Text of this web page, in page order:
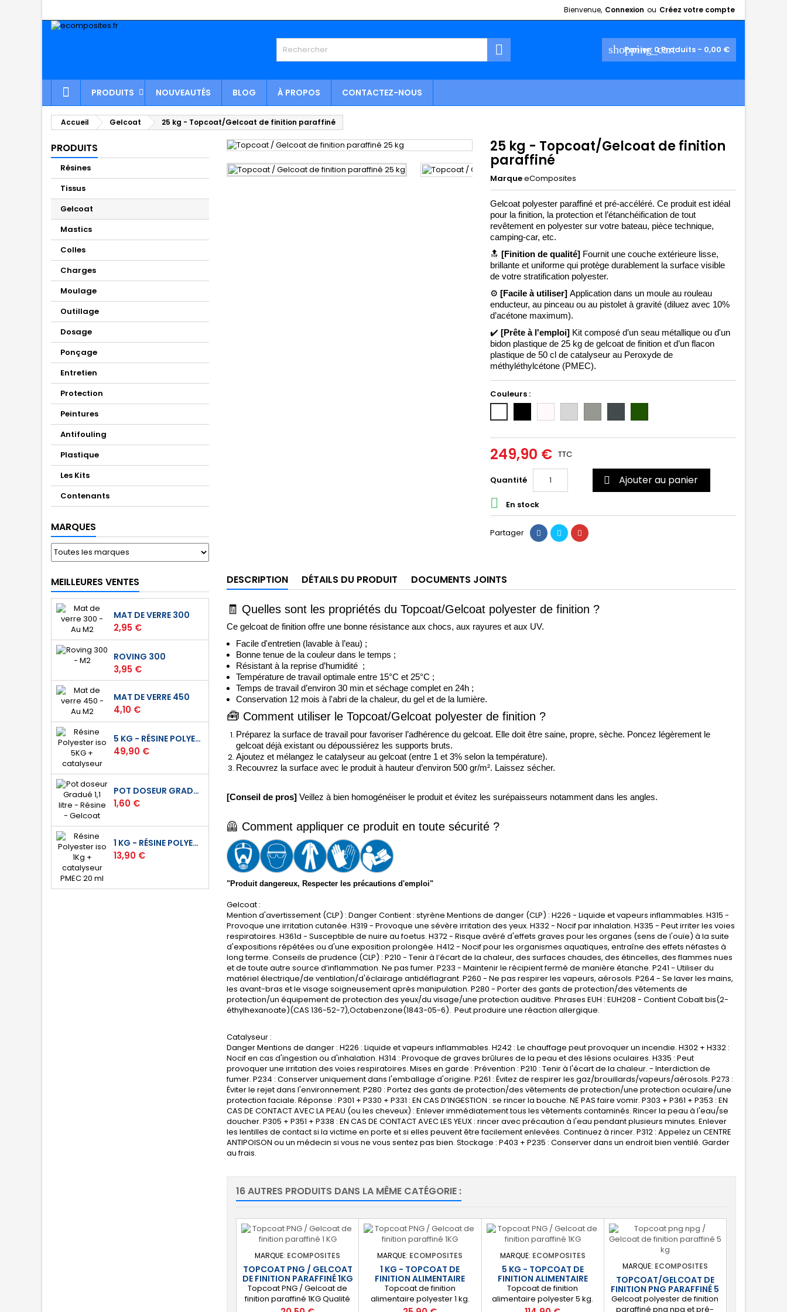
Bienvenue, Connexion ou Créez votre compte
shopping_cart
Panier: 0Produits - 0,00 €

PRODUITS NOUVEAUTÉS BLOG À PROPOS CONTACTEZ-NOUS
Accueil Gelcoat 25 kg - Topcoat/Gelcoat de finition paraffiné
PRODUITS
Résines
Tissus
Gelcoat
Mastics
Colles
Charges
Moulage
Outillage
Dosage
Ponçage
Entretien
Protection
Peintures
Antifouling
Plastique
Les Kits
Contenants
MARQUES
MEILLEURES VENTES
MAT DE VERRE 300
Prix
2,95 €
ROVING 300
Prix
3,95 €
MAT DE VERRE 450
Prix
4,10 €
5 KG - RÉSINE POLYESTER ISO DE STRATIFICATION
Prix
49,90 €
POT DOSEUR GRADUÉ 1,1 LITRE - RÉSINE - GELCOAT
Prix
1,60 €
1 KG - RÉSINE POLYESTER ISO DE STRATIFICATION
Prix
13,90 €
25 kg - Topcoat/Gelcoat de finition
paraffiné
MarqueeComposites
Gelcoat polyester paraffiné et pré-accéléré. Ce produit est idéal
pour la finition, la protection et l’étanchéification de tout
revêtement en polyester sur votre bateau, pièce technique,
camping-car, etc.
🔝 [Finition de qualité] Fournit une couche extérieure lisse,
brillante et uniforme qui protège durablement la surface visible
de votre stratification polyester.
⚙️ [Facile à utiliser] Application dans un moule au rouleau
enducteur, au pinceau ou au pistolet à gravité (diluez avec 10%
d’acétone maximum).
✔️ [Prête à l'emploi] Kit composé d’un seau métallique ou d'un
bidon plastique de 25 kg de gelcoat de finition et d’un flacon
méthyléthylcétone (PMEC).
Couleurs :
clair
7035)
moyen
7004)
foncé
7011)
6020
249,90 € TTC
Quantité  Ajouter au panier
 En stock
Partager
DESCRIPTION DÉTAILS DU PRODUIT DOCUMENTS JOINTS
🧾 Quelles sont les propriétés du Topcoat/Gelcoat polyester de finition ?
Ce gelcoat de finition offre une bonne résistance aux chocs, aux rayures et aux UV.
Facile d'entretien (lavable à l’eau) ;
Bonne tenue de la couleur dans le temps ;
Résistant à la reprise d’humidité  ;
Température de travail optimale entre 15°C et 25°C ;
Temps de travail d’environ 30 min et séchage complet en 24h ;
Conservation 12 mois à l'abri de la chaleur, du gel et de la lumière.
🧰 Comment utiliser le Topcoat/Gelcoat polyester de finition ?
Préparez la surface de travail pour favoriser l’adhérence du gelcoat. Elle doit être saine, propre, sèche. Poncez légèrement le
gelcoat déjà existant ou dépoussiérez les supports bruts.
Ajoutez et mélangez le catalyseur au gelcoat (entre 1 et 3% selon la température).
Recouvrez la surface avec le produit à hauteur d’environ 500 gr/m². Laissez sécher.
[Conseil de pros] Veillez à bien homogénéiser le produit et évitez les surépaisseurs notamment dans les angles.
🦺 Comment appliquer ce produit en toute sécurité ?
"Produit dangereux, Respecter les précautions d'emploi"
Gelcoat :
Mention d'avertissement (CLP) : Danger Contient : styrène Mentions de danger (CLP) : H226 - Liquide et vapeurs inflammables. H315 -
Provoque une irritation cutanée. H319 - Provoque une sévère irritation des yeux. H332 - Nocif par inhalation. H335 - Peut irriter les voies
respiratoires. H361d - Susceptible de nuire au foetus. H372 - Risque avéré d'effets graves pour les organes (sens de l'ouïe) à la suite
d'expositions répétées ou d'une exposition prolongée. H412 - Nocif pour les organismes aquatiques, entraîne des effets néfastes à
long terme. Conseils de prudence (CLP) : P210 - Tenir à l’écart de la chaleur, des surfaces chaudes, des étincelles, des flammes nues
et de toute autre source d’inflammation. Ne pas fumer. P233 - Maintenir le récipient fermé de manière étanche. P241 - Utiliser du
matériel électrique/de ventilation/d'éclairage antidéflagrant. P260 - Ne pas respirer les vapeurs, aérosols. P264 - Se laver les mains,
les avant-bras et le visage soigneusement après manipulation. P280 - Porter des gants de protection/des vêtements de
protection/un équipement de protection des yeux/du visage/une protection auditive. Phrases EUH : EUH208 - Contient Cobalt bis(2-
éthylhexanoate)(CAS 136-52-7),Octabenzone(1843-05-6). Peut produire une réaction allergique.
Catalyseur :
Danger Mentions de danger : H226 : Liquide et vapeurs inflammables. H242 : Le chauffage peut provoquer un incendie. H302 + H332 :
Nocif en cas d'ingestion ou d'inhalation. H314 : Provoque de graves brûlures de la peau et des lésions oculaires. H335 : Peut
provoquer une irritation des voies respiratoires. Mises en garde : Prévention : P210 : Tenir à l'écart de la chaleur. - Interdiction de
fumer. P234 : Conserver uniquement dans l'emballage d'origine. P261 : Évitez de respirer les gaz/brouillards/vapeurs/aérosols. P273 :
Éviter le rejet dans l'environnement. P280 : Portez des gants de protection/des vêtements de protection/une protection oculaire/une
protection faciale. Réponse : P301 + P330 + P331 : EN CAS D’INGESTION : se rincer la bouche. NE PAS faire vomir. P303 + P361 + P353 : EN
CAS DE CONTACT AVEC LA PEAU (ou les cheveux) : Enlever immédiatement tous les vêtements contaminés. Rincer la peau à l'eau/se
doucher. P305 + P351 + P338 : EN CAS DE CONTACT AVEC LES YEUX : rincer avec précaution à l'eau pendant plusieurs minutes. Enlever
les lentilles de contact si la victime en porte et si elles peuvent être facilement enlevées. Continuez à rincer. P312 : Appelez un CENTRE
ANTIPOISON ou un médecin si vous ne vous sentez pas bien. Stockage : P403 + P235 : Conserver dans un endroit bien ventilé. Garder
au frais.
16 AUTRES PRODUITS DANS LA MÊME CATÉGORIE :
MARQUE: ECOMPOSITES
TOPCOAT PNG / GELCOAT
DE FINITION PARAFFINÉ 1KG
Topcoat PNG / Gelcoat de
finition paraffiné 1KG Qualité
immersion Blanc / Noir /
MARQUE: ECOMPOSITES
1 KG - TOPCOAT DE
FINITION ALIMENTAIRE
Topcoat de finition
alimentaire polyester 1 kg.
Produit est idéal pour la
MARQUE: ECOMPOSITES
5 KG - TOPCOAT DE
FINITION ALIMENTAIRE
Topcoat de finition
alimentaire polyester 5 kg.
Produit est idéal pour la
MARQUE: ECOMPOSITES
TOPCOAT/GELCOAT DE
FINITION PNG PARAFFINÉ 5
KG
Gelcoat polyester de finition
paraffiné png npg et pré-